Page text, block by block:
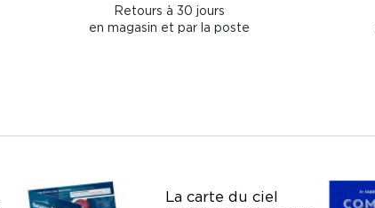
Retours à 30 jours
en magasin et par la poste
La carte du ciel